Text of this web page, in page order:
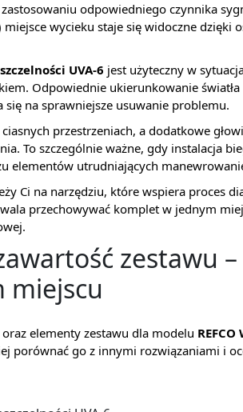
odpowiedniego czynnika
wycieku staje się widoczne dzięki
UVA-6 jest użyteczny w
Odpowiednie ukierunkowanie
się na sprawniejsze usuwanie problemu.
przestrzeniach, a dodatkowe
To szczególnie ważne, gdy instalacja
elementów utrudniających
Ci na narzędziu, które wspiera proces
przechowywać komplet w jednym
zestawu –
miejscu
elementy zestawu dla modelu
porównać go z innymi rozwiązaniami i